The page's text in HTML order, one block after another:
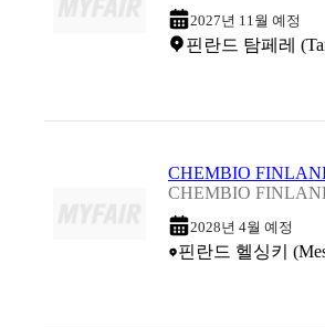
2027년 11월 예정
CHEMBIO
CHEMBIO
2028년 4월 예정